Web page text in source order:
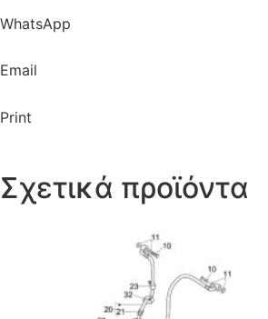
WhatsApp
Email
Print
Σχετικά προϊόντα